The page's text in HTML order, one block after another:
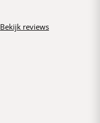
Bekijk reviews